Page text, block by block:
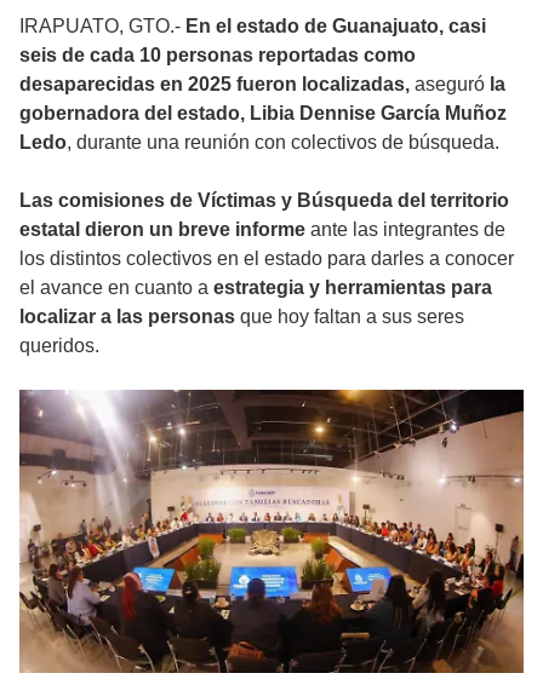
IRAPUATO, GTO.- En el estado de Guanajuato, casi
seis de cada 10 personas reportadas como
desaparecidas en 2025 fueron localizadas, aseguró la
gobernadora del estado, Libia Dennise García Muñoz
Ledo, durante una reunión con colectivos de búsqueda.
Las comisiones de Víctimas y Búsqueda del territorio
estatal dieron un breve informe ante las integrantes de
los distintos colectivos en el estado para darles a conocer
el avance en cuanto a estrategia y herramientas para
localizar a las personas que hoy faltan a sus seres
queridos.